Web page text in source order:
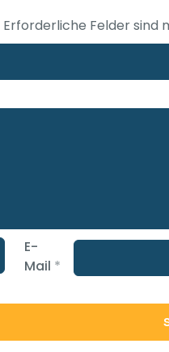
Erforderliche Felder sind
E-
Mail *